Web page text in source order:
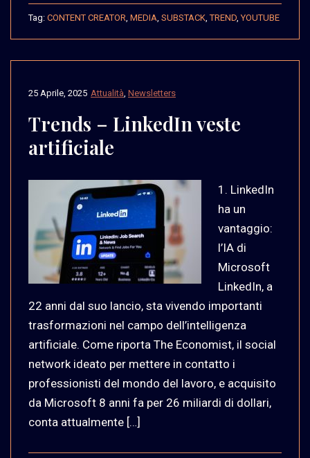
Tag: CONTENT CREATOR MEDIA SUBSTACK ,TREND ,YOUTUBE
Attualità Newsletters
25 Aprile, 2025
Trends – LinkedIn veste
artificiale
1. LinkedIn
ha un
vantaggio:
l’IA di
Microsoft
LinkedIn, a
22 anni dal suo lancio, sta vivendo importanti
trasformazioni nel campo dell’intelligenza
artificiale. Come riporta The Economist, il social
network ideato per mettere in contatto i
professionisti del mondo del lavoro, e acquisito
da Microsoft 8 anni fa per 26 miliardi di dollari,
conta attualmente […]